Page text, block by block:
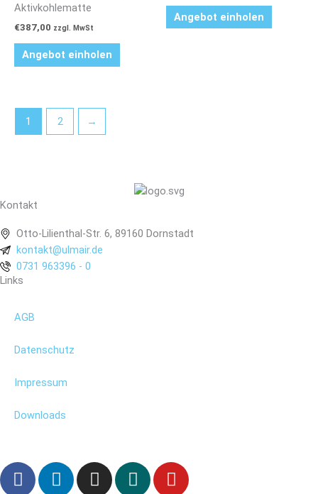
Aktivkohlematte
€387,00 zzgl. MwSt
Angebot einholen
Angebot einholen
1 2 →
Kontakt
Otto-Lilienthal-Str. 6, 89160 Dornstadt
kontakt@ulmair.de
0731 963396 - 0
Links
AGB
Datenschutz
Impressum
Downloads
F
a
L
i
I
n
X
i
Y
o